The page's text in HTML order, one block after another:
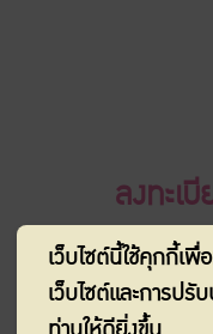
ลงทะเ
พิเศษ! สำหรั
เบบี้เลิฟ
เว็บไซต์นี้ใช้คุกกี้เ
เว็บไซต์และการปรั